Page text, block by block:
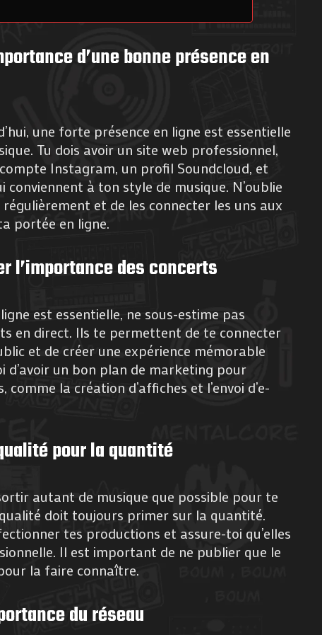
d’une bonne présence en
une forte présence en ligne est essentielle
Tu dois avoir un site web professionnel,
Instagram, un profil Soundcloud, et
conviennent à ton style de musique. N’oublie
et de les connecter les uns aux
portée en ligne.
l’importance des concerts
est essentielle, ne sous-estime pas
en direct. Ils te permettent de te connecter
et de créer une expérience mémorable
d’avoir un bon plan de marketing pour
la création d’affiches et l’envoi d’e-
pour la quantité
autant de musique que possible pour te
doit toujours primer sur la quantité.
tes productions et assure-toi qu’elles
Il est important de ne publier que le
la faire connaître.
du réseau